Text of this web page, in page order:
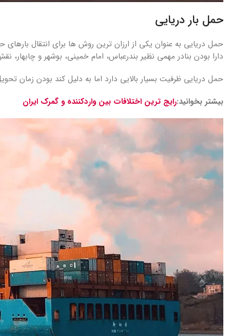
حمل بار دریایی
حمل دریایی به عنوان یکی از ارزان ترین روش ها برای انتقال بارهای
دارا بودن بنادر مهمی نظیر بندرعباس، امام خمینی، بوشهر و
حمل دریایی ظرفیت بسیار بالایی دارد اما به دلیل کند بودن زمان
بیشتر بخوانید:رایج ترین اختلافات بین واردکننده و گمرک ایران